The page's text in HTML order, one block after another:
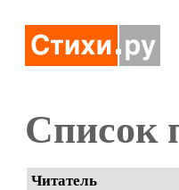
Список
Читатель